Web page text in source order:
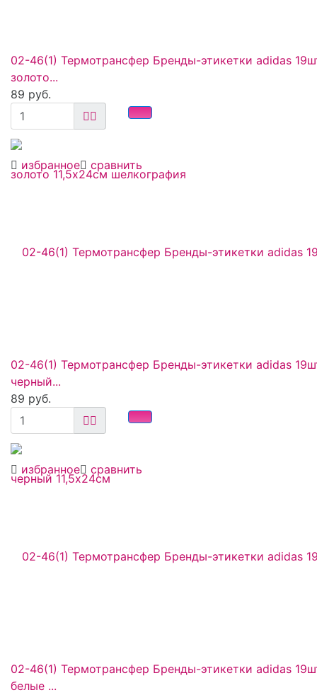
избранное сравнить
02-46(1) Термотрансфер Бренды-этикетки adidas
золото...
89 руб.
избранное сравнить
02-46(1) Термотрансфер Бренды-этикетки adidas
черный...
89 руб.
02-46(1) Термотрансфер Бренды-этикетки adidas
белые ...